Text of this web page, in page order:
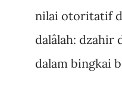
teritori,
adaptasi, ia
berbeda.
nilai otoritatif
dalâlah: dzahir
dalam bingkai